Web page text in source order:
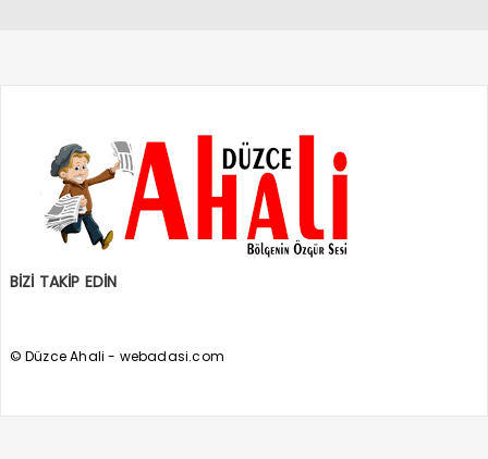
BİZİ TAKİP EDİN
© Düzce Ahali - webadasi.com